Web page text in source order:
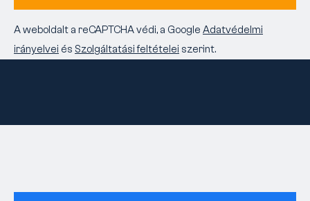
A weboldalt a reCAPTCHA védi, a Google Adatvédelmi
irányelvei és Szolgáltatási feltételei szerint.